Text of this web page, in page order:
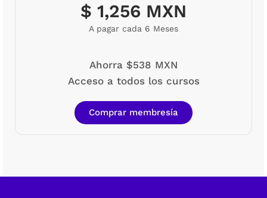
$ 1,256 MXN
A pagar cada 6 Meses
Ahorra $538 MXN
Acceso a todos los cursos
Comprar membresía